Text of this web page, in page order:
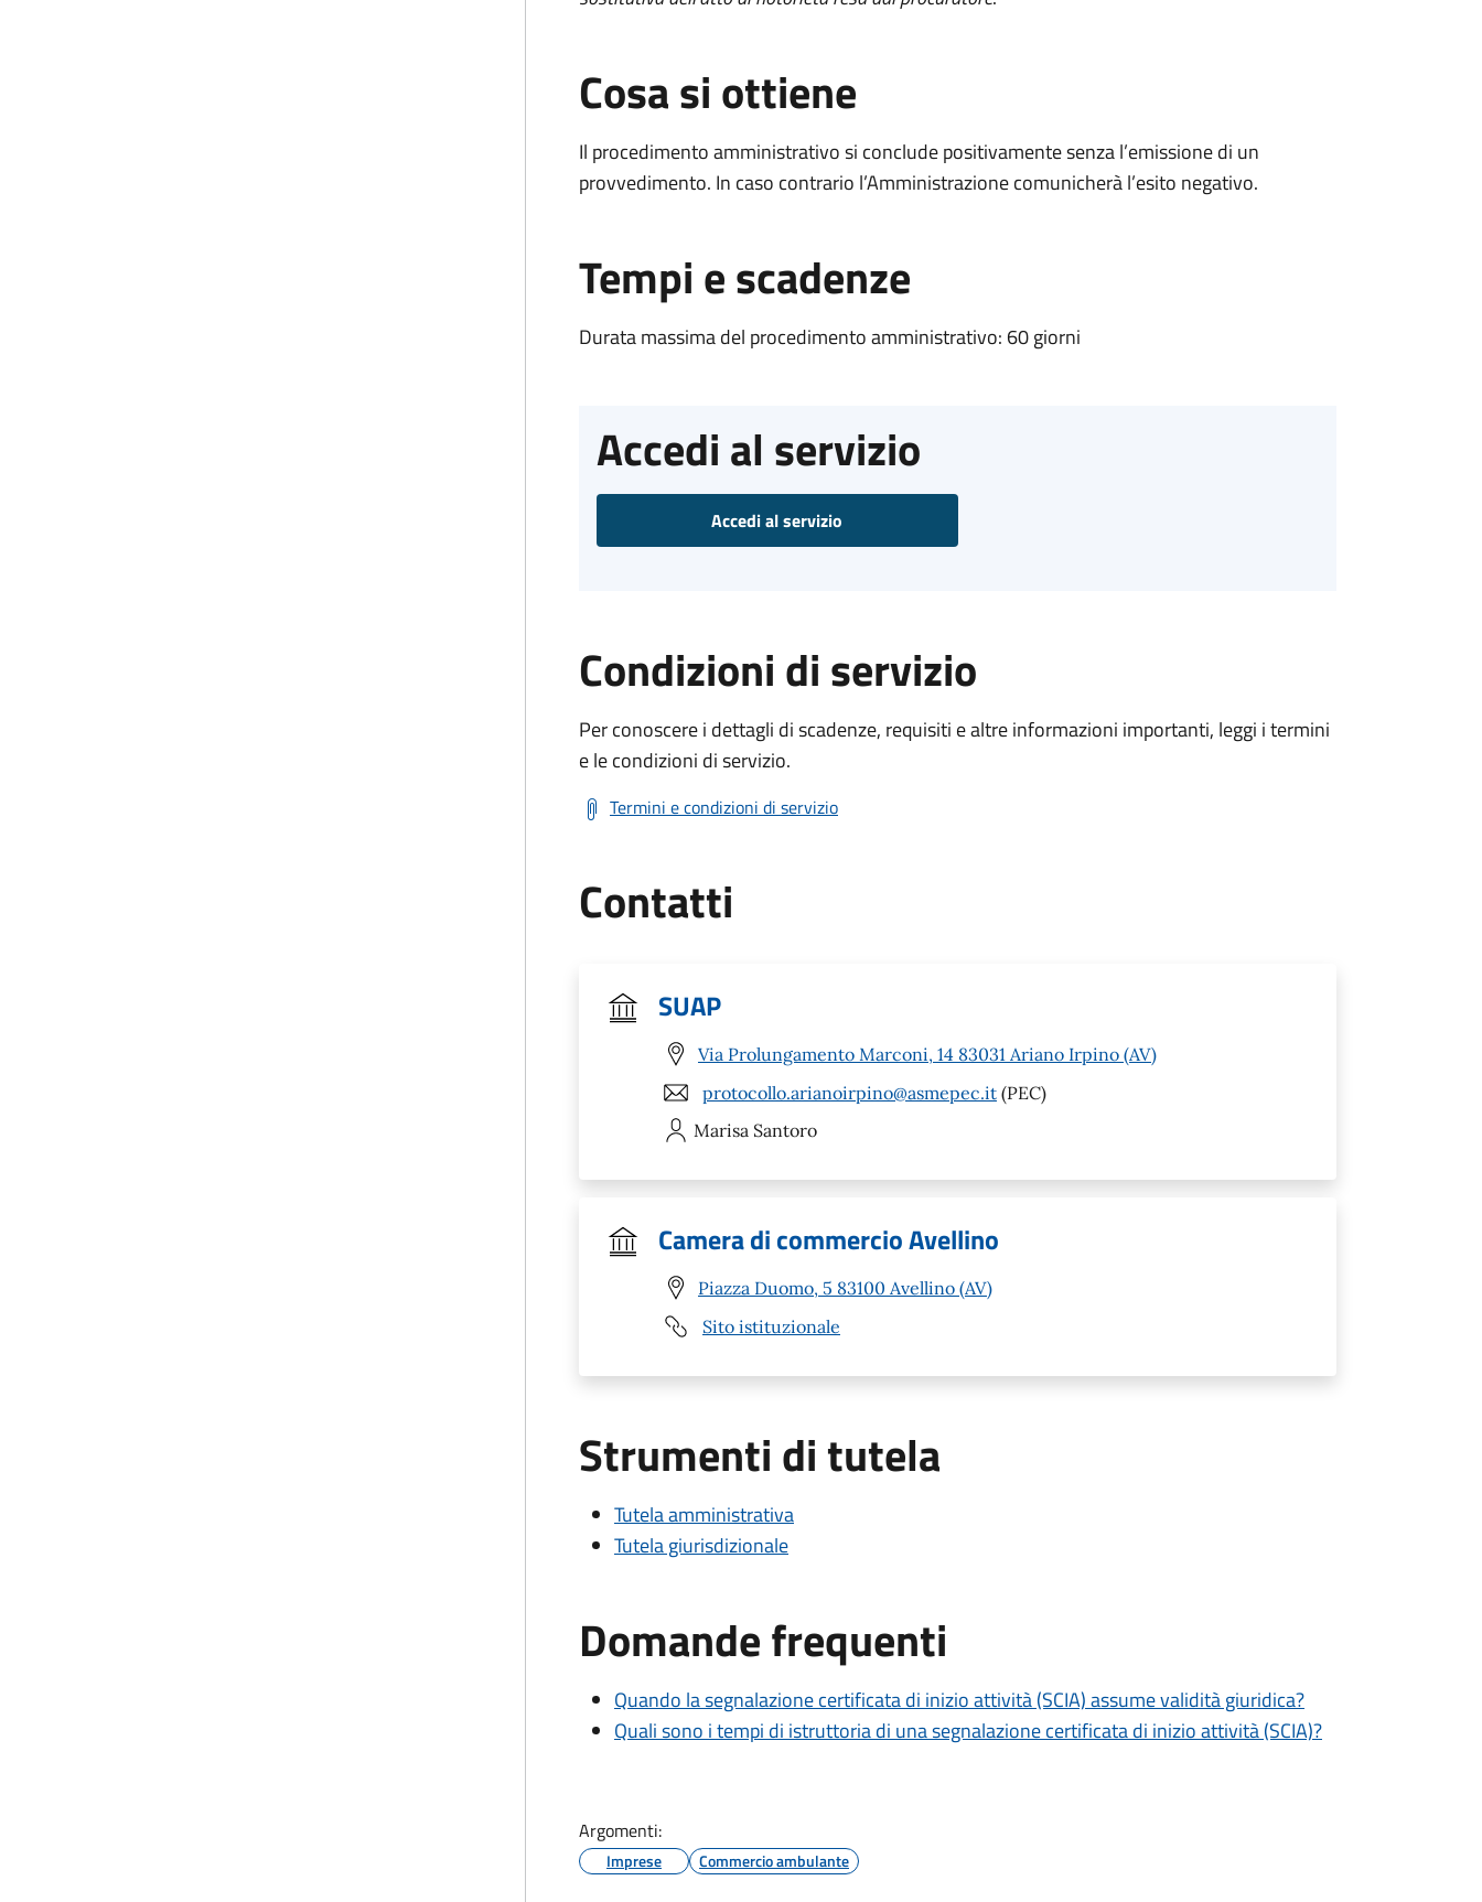
Cosa si ottiene
Il procedimento amministrativo si conclude positivamente senza l’emissione di un
provvedimento. In caso contrario l’Amministrazione comunicherà l’esito negativo.
Tempi e scadenze
Durata massima del procedimento amministrativo: 60 giorni
Accedi al servizio
Accedi al servizio
Condizioni di servizio
Per conoscere i dettagli di scadenze, requisiti e altre informazioni importanti, leggi i termini
e le condizioni di servizio.
Termini e condizioni di servizio
Contatti
SUAP
Via Prolungamento Marconi, 14 83031 Ariano Irpino (AV)
protocollo.arianoirpino@asmepec.it (PEC)
Marisa Santoro
Camera di commercio Avellino
Piazza Duomo, 5 83100 Avellino (AV)
Sito istituzionale
Strumenti di tutela
Tutela amministrativa
Tutela giurisdizionale
Domande frequenti
Quando la segnalazione certificata di inizio attività (SCIA) assume validità giuridica?
Quali sono i tempi di istruttoria di una segnalazione certificata di inizio attività (SCIA)?
Argomenti:
Imprese Commercio ambulante